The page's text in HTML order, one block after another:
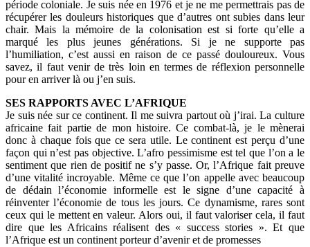
période coloniale. Je suis née en 1976 et je ne me permettrais pas de
récupérer les douleurs historiques que d’autres ont subies dans leur
chair. Mais la mémoire de la colonisation est si forte qu’elle a
marqué les plus jeunes générations. Si je ne supporte pas
l’humiliation, c’est aussi en raison de ce passé douloureux. Vous
savez, il faut venir de très loin en termes de réflexion personnelle
pour en arriver là ou j’en suis.
SES RAPPORTS AVEC L’AFRIQUE
Je suis née sur ce continent. Il me suivra partout où j’irai. La culture
africaine fait partie de mon histoire. Ce combat-là, je le mènerai
donc à chaque fois que ce sera utile. Le continent est perçu d’une
façon qui n’est pas objective. L’afro pessimisme est tel que l’on a le
sentiment que rien de positif ne s’y passe. Or, l’Afrique fait preuve
d’une vitalité incroyable. Même ce que l’on appelle avec beaucoup
de dédain l’économie informelle est le signe d’une capacité à
réinventer l’économie de tous les jours. Ce dynamisme, rares sont
ceux qui le mettent en valeur. Alors oui, il faut valoriser cela, il faut
dire que les Africains réalisent des « success stories ». Et que
l’Afrique est un continent porteur d’avenir et de promesses